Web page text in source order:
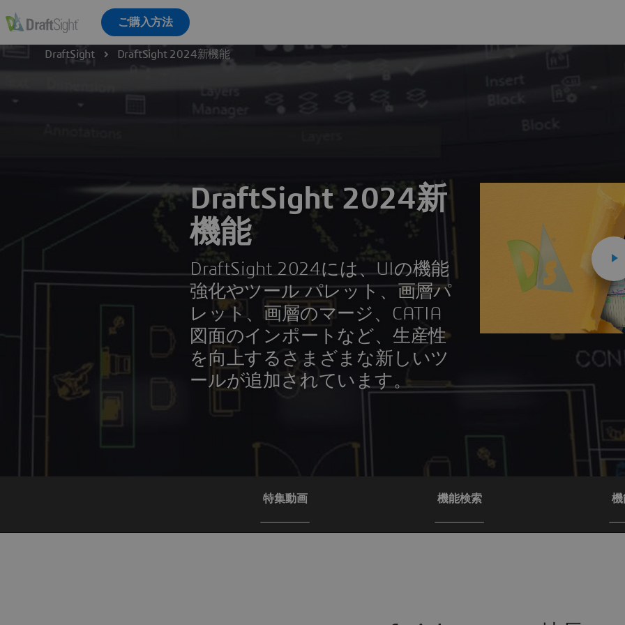
DraftSight DraftSight 2024新機能
DraftSight 2024新
機能
DraftSight 2024には、UIの機能
強化やツール パレット、画層パ
レット、画層のマージ、CATIA
図面のインポートなど、生産性
を向上するさまざまな新しいツ
ールが追加されています。
特集動画 機能検索 機